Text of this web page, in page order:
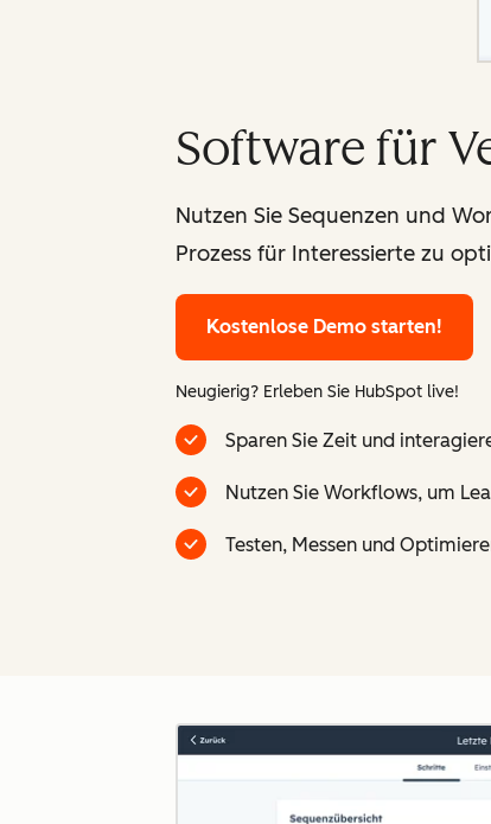
Software für
Nutzen Sie Sequenzen und
Prozess für Interessierte zu
Kostenlose Demo starten!
Neugierig? Erleben Sie HubSpot live!
Sparen Sie Zeit und
Nutzen Sie Workflows, um
Testen, Messen und